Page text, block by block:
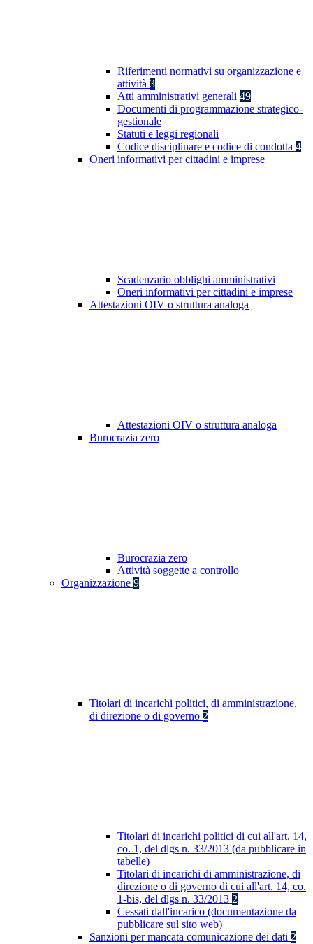
Riferimenti normativi su organizzazione e
attività 3
Atti amministrativi generali 49
Documenti di programmazione strategico-
gestionale
Statuti e leggi regionali
Codice disciplinare e codice di condotta 4
Oneri informativi per cittadini e imprese
Scadenzario obblighi amministrativi
Oneri informativi per cittadini e imprese
Attestazioni OIV o struttura analoga
Attestazioni OIV o struttura analoga
Burocrazia zero
Burocrazia zero
Attività soggette a controllo
Organizzazione 9
Titolari di incarichi politici, di amministrazione,
di direzione o di governo 2
Titolari di incarichi politici di cui all'art. 14,
co. 1, del dlgs n. 33/2013 (da pubblicare in
tabelle)
Titolari di incarichi di amministrazione, di
direzione o di governo di cui all'art. 14, co.
1-bis, del dlgs n. 33/2013 2
Cessati dall'incarico (documentazione da
pubblicare sul sito web)
Sanzioni per mancata comunicazione dei dati 2